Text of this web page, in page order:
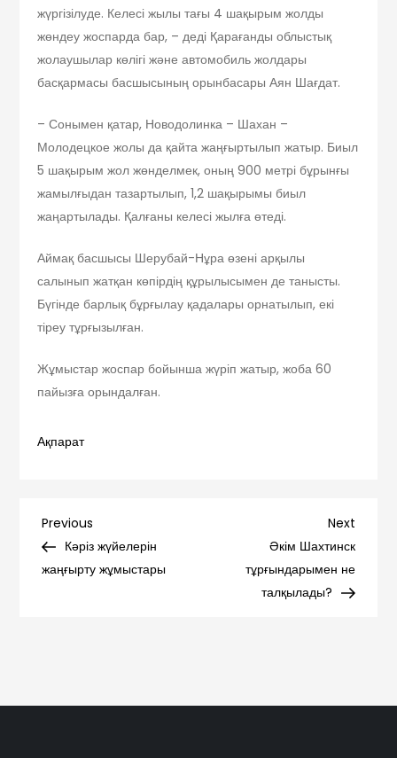
жүргізілуде. Келесі жылы тағы 4 шақырым жолды
жөндеу жоспарда бар, – деді Қарағанды облыстық
жолаушылар көлігі және автомобиль жолдары
басқармасы басшысының орынбасары Аян Шағдат.
– Сонымен қатар, Новодолинка – Шахан –
Молодецкое жолы да қайта жаңғыртылып жатыр. Биыл
5 шақырым жол жөнделмек, оның 900 метрі бұрынғы
жамылғыдан тазартылып, 1,2 шақырымы биыл
жаңартылады. Қалғаны келесі жылға өтеді.
Аймақ басшысы Шерубай-Нұра өзені арқылы
салынып жатқан көпірдің құрылысымен де танысты.
Бүгінде барлық бұрғылау қадалары орнатылып, екі
тіреу тұрғызылған.
Жұмыстар жоспар бойынша жүріп жатыр, жоба 60
пайызға орындалған.
Ақпарат
Навигация
по
Previous
Post
Previous
Кәріз жүйелерін
жаңғырту жұмыстары
Next
Post
Next
Әкім Шахтинск
тұрғындарымен не
талқылады?